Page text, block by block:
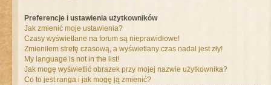
Preferencje i ustawienia użytkowników
Jak zmienić moje ustawienia?
Czasy wyświetlane na forum są nieprawidłowe!
Zmieniłem strefę czasową, a wyświetlany czas nadal jest zły!
My language is not in the list!
Jak mogę wyświetlić obrazek przy mojej nazwie użytkownika?
Co to jest ranga i jak mogę ją zmienić?